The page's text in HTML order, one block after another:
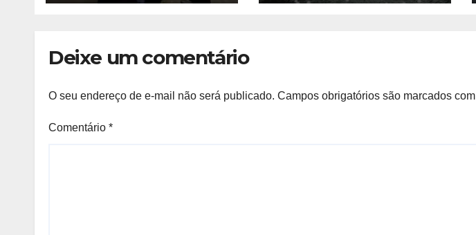
oncológicos
Deixe um comentário
O seu endereço de e-mail não será publicado. Campos obrigatórios são marcados com
Comentário *